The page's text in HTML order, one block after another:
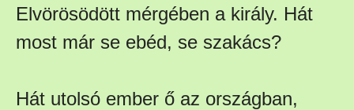
Elvörösödött mérgében a király. Hát
most már se ebéd, se szakács?
Hát utolsó ember ő az országban,